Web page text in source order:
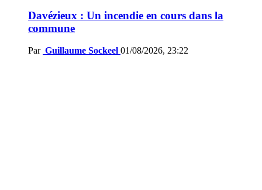
Davézieux : Un incendie en cours dans la
commune
Par Guillaume Sockeel 01/08/2026, 23:22